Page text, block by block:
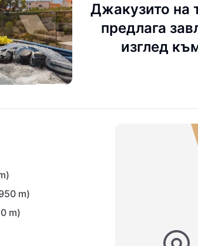
Джакузито на
предлага
изглед
m)
m)